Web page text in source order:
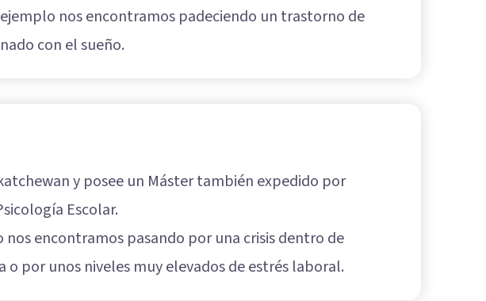
nos encontramos padeciendo un trastorno de
con el sueño.
y posee un Máster también expedido por
Escolar.
encontramos pasando por una crisis dentro de
por unos niveles muy elevados de estrés laboral.